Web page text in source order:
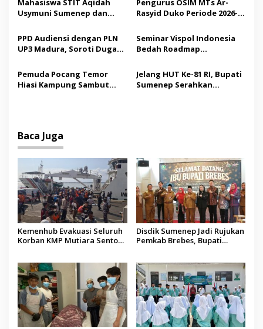
p
o
s
Budaya
Mahasiswa STIT Aqidah
Usymuni Sumenep dan
Jenazah WNI Asal Aceh di
Malaysia
Pengurus OSIM MTs Ar-
Rasyid Duko Periode 2026-
PPD Audiensi dengan PLN
UP3 Madura, Soroti Dugaan
Listrik Desa di Sumenep
Seminar Vispol Indonesia
Bedah Roadmap
Pendidikan dan Hilirisasi
Jadi Kunci
Pemuda Pocang Temor
Hiasi Kampung Sambut
Jelang HUT Ke-81 RI, Bupati
Sumenep Serahkan
Baca Juga
Kemenhub Evakuasi Seluruh
Korban KMP Mutiara Sentosa
Disdik Sumenep Jadi Rujukan
Pemkab Brebes, Bupati